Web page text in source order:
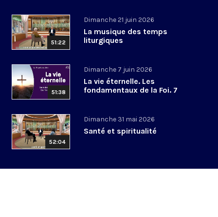
51:22
Dimanche 21 juin 2026
La musique des temps
liturgiques
51:38
Dimanche 7 juin 2026
La vie éternelle. Les
fondamentaux de la Foi. 7
52:04
Dimanche 31 mai 2026
Santé et spiritualité